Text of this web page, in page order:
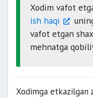
Xodim vafot
ish haqi
vafot etgan
mehnatga
Xodimga etkazilgan